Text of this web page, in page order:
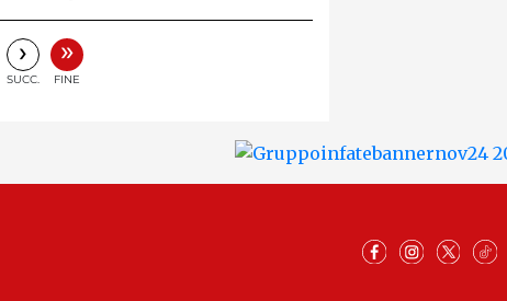
›
SUCC.
»
FINE